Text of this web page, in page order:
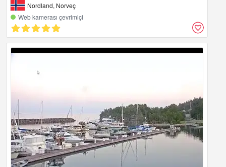
Nordland, Norveç
Web kamerası çevrimiçi